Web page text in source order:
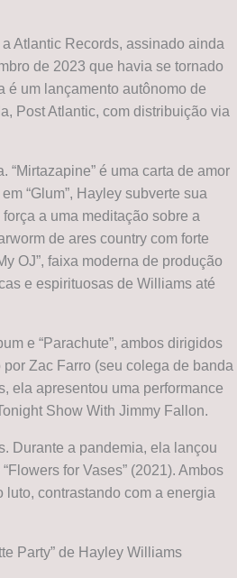
Atlantic Records, assinado ainda
de 2023 que havia se tornado
é um lançamento autônomo de
Post Atlantic, com distribuição via
é uma carta de amor
“Glum”, Hayley subverte sua
a uma meditação sobre a
de ares country com forte
OJ”, faixa moderna de produção
e espirituosas de Williams até
e “Parachute”, ambos dirigidos
Zac Farro (seu colega de banda
ela apresentou uma performance
Show With Jimmy Fallon.
Durante a pandemia, ela lançou
for Vases” (2021). Ambos
contrastando com a energia
Party” de Hayley Williams